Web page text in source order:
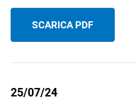
SCARICA PDF
25/07/24